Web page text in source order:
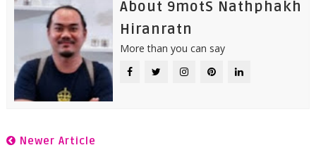
About 9motS Nathphakh
Hiranratn
More than you can say
Newer Article